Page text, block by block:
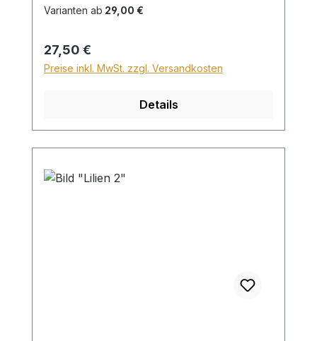
Höhe von 28,99€ berechnet. Für den
Sperrgutzuschlag 30€.
Varianten ab 29,00 €
Regulärer Preis:
27,50 €
Preise inkl. MwSt. zzgl. Versandkosten
Details